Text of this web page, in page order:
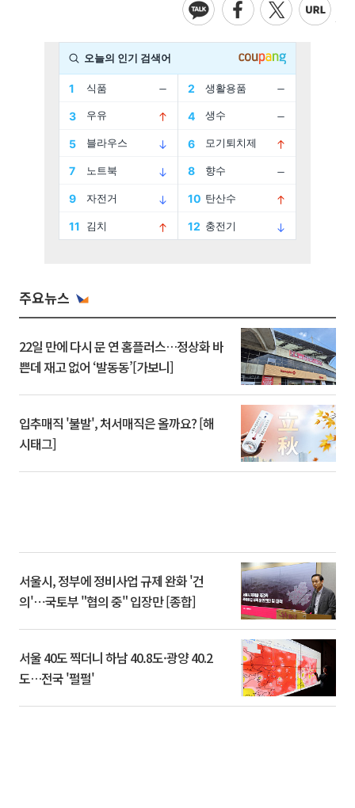
주요뉴스
22일 만에 다시 문 연 홈플러스…정상화 바
쁜데 재고 없어 ‘발동동’[가보니]
입추매직 '불발', 처서매직은 올까요? [해
시태그]
서울시, 정부에 정비사업 규제 완화 '건
의'⋯국토부 "협의 중" 입장만 [종합]
서울 40도 찍더니 하남 40.8도·광양 40.2
도…전국 '펄펄'